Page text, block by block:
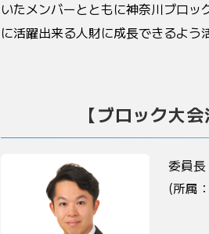
いたメンバーとともに神奈川ブロッ
に活躍出来る人財に成長できるよう
【ブロック大
委員
(所属